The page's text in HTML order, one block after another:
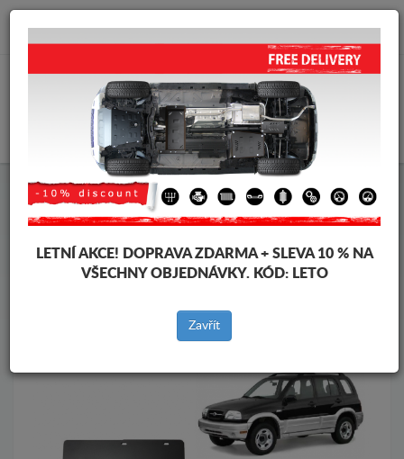
info@krytpodmotor.com
Kryt pod motor Suzuki Kryt pod motor Suzuki Grand Vitara
vozidel
Značky vozidel
Zpět na produkty
LETNÍ AKCE! DOPRAVA ZDARMA + SLEVA 10 % NA
VŠECHNY OBJEDNÁVKY. KÓD: LETO
Zavřít